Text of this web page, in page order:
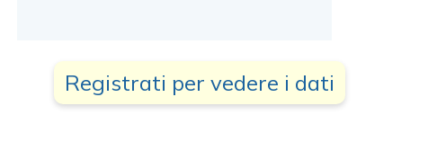
Registrati per vedere i dati